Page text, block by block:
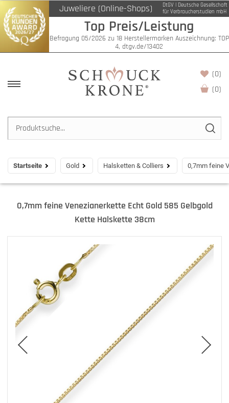
Juweliere (Online-Shops)
DtGV | Deutsche Gesellschaft
für Verbraucherstudien mbH
Top Preis/Leistung
Befragung 05/2026 zu 18 Herstellermarken Auszeichnung: TOP
4, dtgv.de/13402
(0)
(0)
Startseite Gold Halsketten & Colliers 0,7mm feine
0,7mm feine Venezianerkette Echt Gold 585 Gelbgold
Kette Halskette 38cm